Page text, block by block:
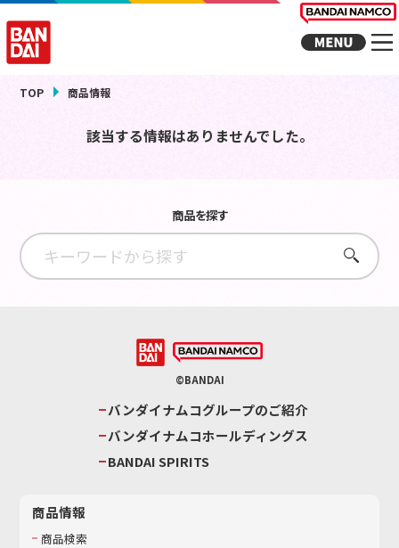
TOP 商品情報
該当する情報はありませんでした。
商品を探す
さがす
©BANDAI
バンダイナムコグループのご紹介
バンダイナムコホールディングス
BANDAI SPIRITS
商品情報
商品検索